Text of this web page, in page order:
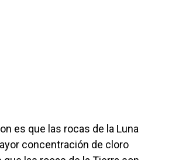
es que las rocas de la Luna
concentración de cloro